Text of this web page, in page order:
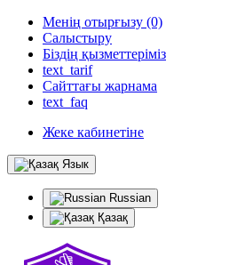
Менің отырғызу (0)
Салыстыру
Біздің қызметтеріміз
text_tarif
Сайттағы жарнама
text_faq
Жеке кабинетіне
Язык
Russian
Қазақ